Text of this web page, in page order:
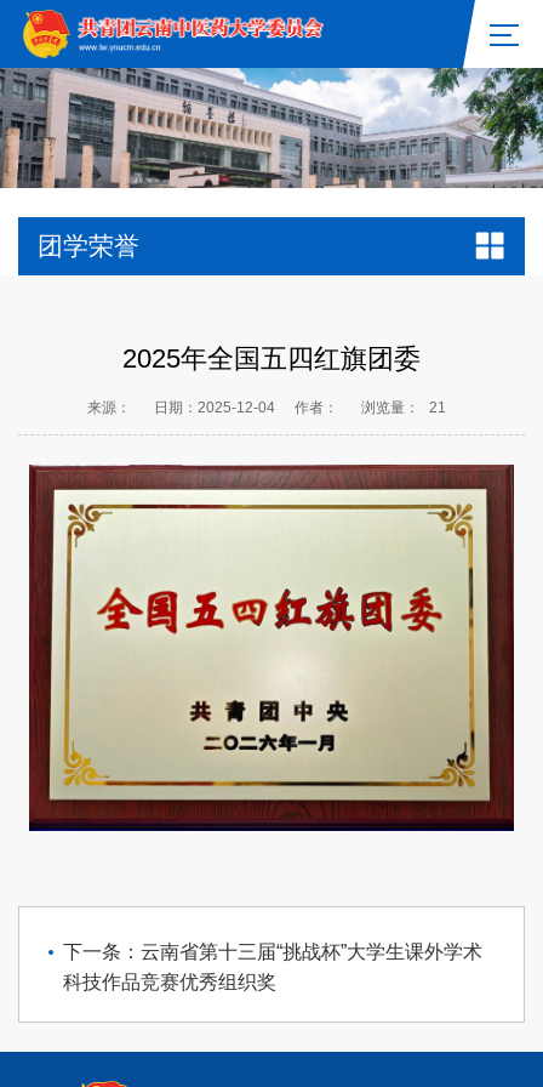
团学荣誉
2025年全国五四红旗团委
来源： 日期：2025-12-04 作者： 浏览量： 21
下一条：云南省第十三届“挑战杯”大学生课外学术
科技作品竞赛优秀组织奖